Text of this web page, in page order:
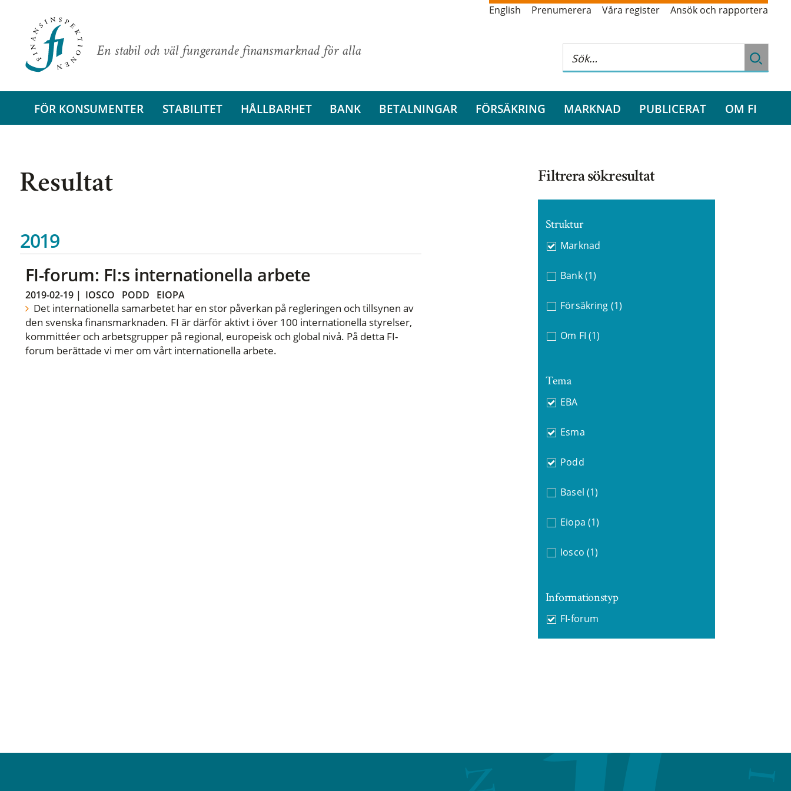
En stabil och väl fungerande finansmarknad för alla
English Prenumerera Våra register Ansök och rapportera
FÖR KONSUMENTER STABILITET HÅLLBARHET BANK BETALNINGAR FÖRSÄKRING MARKNAD PUBLICERAT OM FI
Resultat
2019
FI-forum: FI:s internationella arbete
2019-02-19| IOSCO PODD EIOPA
Det internationella samarbetet har en stor påverkan på regleringen och tillsynen av
den svenska finansmarknaden. FI är därför aktivt i över 100 internationella styrelser,
kommittéer och arbetsgrupper på regional, europeisk och global nivå. På detta FI-
forum berättade vi mer om vårt internationella arbete.
Filtrera sökresultat
Struktur
Marknad
Bank (1)
Försäkring (1)
Om FI (1)
Tema
EBA
Esma
Podd
Basel (1)
Eiopa (1)
Iosco (1)
Informationstyp
FI-forum